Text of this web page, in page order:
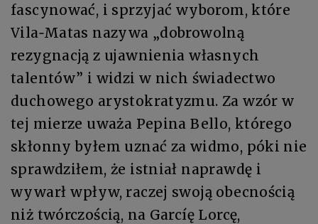
fascynować, i sprzyjać wyborom, które
Vila‑Matas nazywa „dobrowolną
rezygnacją z ujawnienia własnych
talentów” i widzi w nich świadectwo
duchowego arystokratyzmu. Za wzór w
tej mierze uważa Pepina Bello, którego
skłonny byłem uznać za widmo, póki nie
sprawdziłem, że istniał naprawdę i
wywarł wpływ, raczej swoją obecnością
niż twórczością, na Garcíę Lorcę,